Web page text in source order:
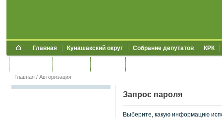
Главная Кунашакский округ Собрание депутатов КРК
Главная / Авторизация
Запрос пароля
Выберите, какую информацию